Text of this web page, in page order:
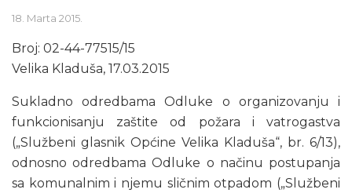
18. Marta 2015.
Broj: 02-44-77515/15
Velika Kladuša, 17.03.2015
Sukladno odredbama Odluke o organizovanju i
funkcionisanju zaštite od požara i vatrogastva
(„Službeni glasnik Općine Velika Kladuša“, br. 6/13),
odnosno odredbama Odluke o načinu postupanja
sa komunalnim i njemu sličnim otpadom („Službeni